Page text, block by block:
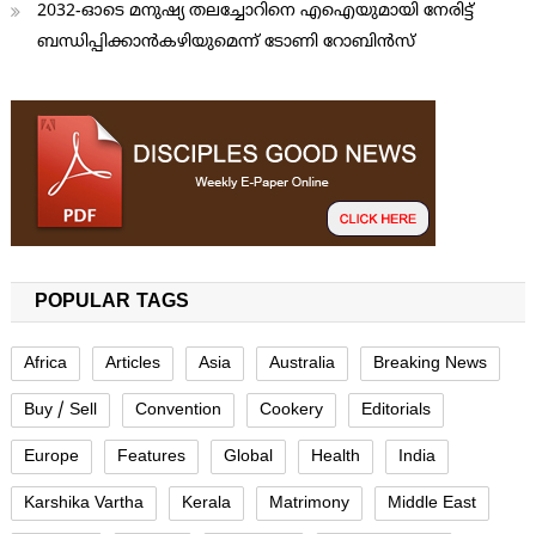
2032-ഓടെ മനുഷ്യ തലച്ചോറിനെ എഐയുമായി നേരിട്ട്
ബന്ധിപ്പിക്കാന്‍കഴിയുമെന്ന് ടോണി റോബിന്‍സ്
POPULAR TAGS
Africa Articles Asia Australia Breaking News
Buy / Sell Convention Cookery Editorials
Europe Features Global Health India
Karshika Vartha Kerala Matrimony Middle East